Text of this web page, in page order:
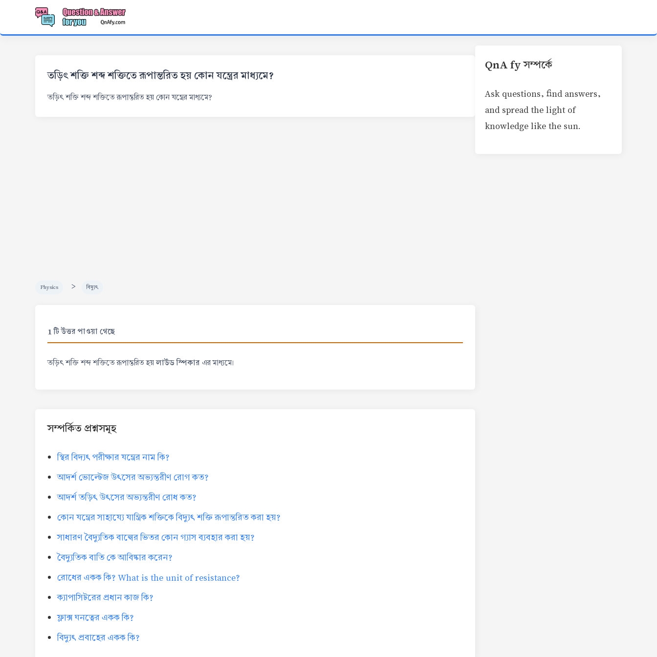
তড়িৎ শক্তি শব্দ শক্তিতে রূপান্তরিত হয় কোন যন্ত্রের মাধ্যমে?
তড়িৎ শক্তি শব্দ শক্তিতে রূপান্তরিত হয় কোন যন্ত্রের মাধ্যমে?
Physics > বিদ্যুৎ
1 টি উত্তর পাওয়া গেছে
তড়িৎ শক্তি শব্দ শক্তিতে রূপান্তরিত হয়লাউড স্পিকার এর মাধ্যমে।
সম্পর্কিত প্রশ্নসমূহ
স্থির বিদ্যৎ পরীক্ষার যন্ত্রের নাম কি?
আদর্শ ভোল্টেজ উৎসের অভ্যন্তরীণ রোগ কত?
আদর্শ তড়িৎ উৎসের অভ্যন্তরীণ রোধ কত?
কোন যন্ত্রের সাহায্যে যান্ত্রিক শক্তিকে বিদ্যুৎ শক্তি রূপান্তরিত করা হয়?
সাধারণ বৈদ্যুতিক বাল্বের ভিতর কোন গ্যাস ব্যবহার করা হয়?
বৈদ্যুতিক বাতি কে আবিষ্কার করেন?
রোধের একক কি? What is the unit of resistance?
ক্যাপাসিটরের প্রধান কাজ কি?
ফ্লাক্স ঘনত্বের একক কি?
বিদ্যুৎ প্রবাহের একক কি?
QnA fy সম্পর্কে
Ask questions, find answers,
and spread the light of
knowledge like the sun.